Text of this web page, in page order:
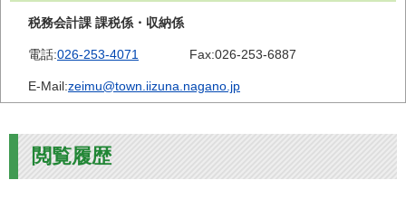
税務会計課 課税係・収納係
電話:026-253-4071 Fax:026-253-6887
E-Mail:zeimu@town.iizuna.nagano.jp
閲覧履歴